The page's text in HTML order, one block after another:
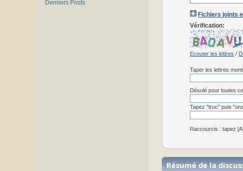
Derniers Posts
Fichiers joints
Vérification:
Ecouter les lettres /
Taper les lettres
Désolé pour toutes
Tapez "truc" puis
Raccourcis : tapez
Résumé de la